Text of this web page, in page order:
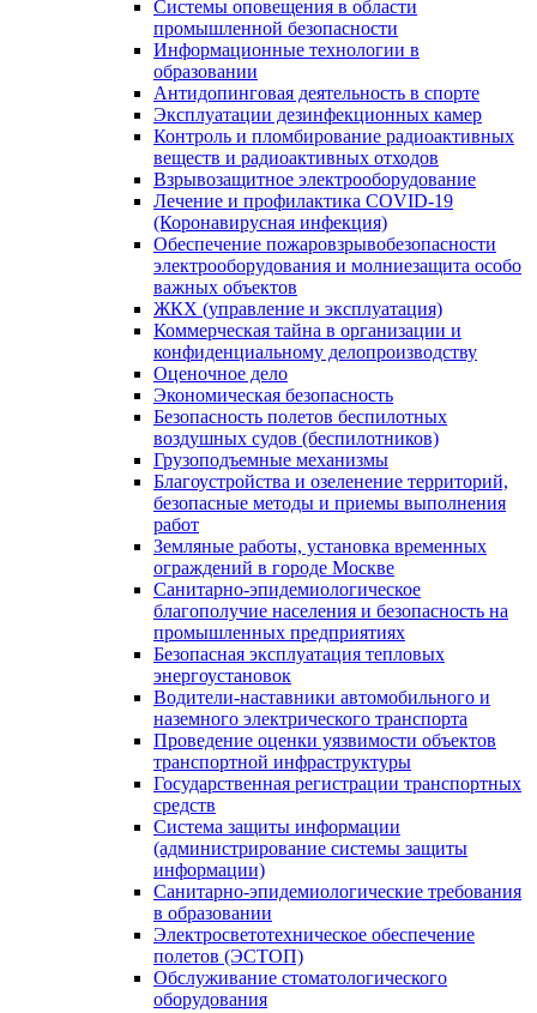
Системы оповещения в области
промышленной безопасности
Информационные технологии в
образовании
Антидопинговая деятельность в спорте
Эксплуатации дезинфекционных камер
Контроль и пломбирование радиоактивных
веществ и радиоактивных отходов
Взрывозащитное электрооборудование
Лечение и профилактика COVID-19
(Коронавирусная инфекция)
Обеспечение пожаровзрывобезопасности
электрооборудования и молниезащита особо
важных объектов
ЖКХ (управление и эксплуатация)
Коммерческая тайна в организации и
конфиденциальному делопроизводству
Оценочное дело
Экономическая безопасность
Безопасность полетов беспилотных
воздушных судов (беспилотников)
Грузоподъемные механизмы
Благоустройства и озеленение территорий,
безопасные методы и приемы выполнения
работ
Земляные работы, установка временных
ограждений в городе Москве
Санитарно-эпидемиологическое
благополучие населения и безопасность на
промышленных предприятиях
Безопасная эксплуатация тепловых
энергоустановок
Водители-наставники автомобильного и
наземного электрического транспорта
Проведение оценки уязвимости объектов
транспортной инфраструктуры
Государственная регистрации транспортных
средств
Система защиты информации
(администрирование системы защиты
информации)
Санитарно-эпидемиологические требования
в образовании
Электросветотехническое обеспечение
полетов (ЭСТОП)
Обслуживание стоматологического
оборудования